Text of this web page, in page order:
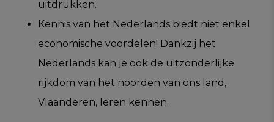
uitdrukken.
Kennis van het Nederlands biedt niet enkel
economische voordelen! Dankzij het
Nederlands kan je ook de uitzonderlijke
rijkdom van het noorden van ons land,
Vlaanderen, leren kennen.